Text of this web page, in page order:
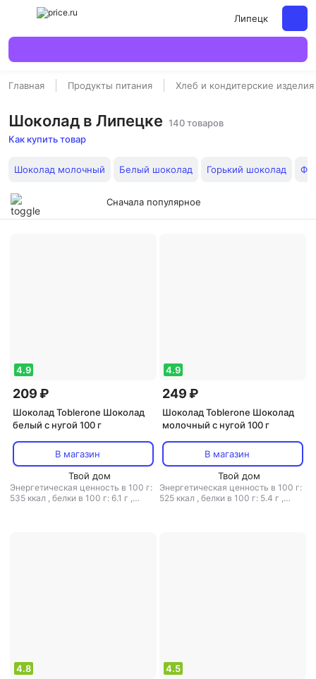
Липецк
Главная Продукты питания Хлеб и кондитерские изделия
Шоколад в Липецке 140 товаров
Как купить товар
Шоколад молочный Белый шоколад Горький шоколад
Сначала популярное
4.9
209 ₽
Шоколад Toblerone Шоколад
белый с нугой 100 г
В магазин
Твой дом
Энергетическая ценность в 100 г:
535 ккал , белки в 100 г: 6.1 г ,
4.9
249 ₽
Шоколад Toblerone Шоколад
молочный с нугой 100 г
В магазин
Твой дом
Энергетическая ценность в 100 г:
525 ккал , белки в 100 г: 5.4 г ,
4.8 4.5